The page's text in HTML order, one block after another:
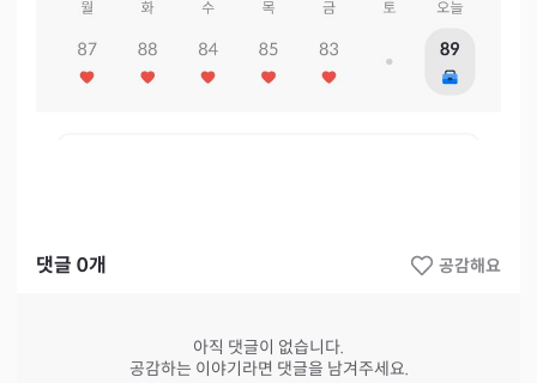
댓글 0개 공감해요
아직 댓글이 없습니다.
공감하는 이야기라면 댓글을 남겨주세요.